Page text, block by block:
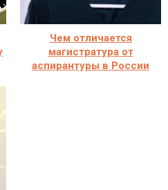
Чем отличается
магистратура от
аспирантуры в России